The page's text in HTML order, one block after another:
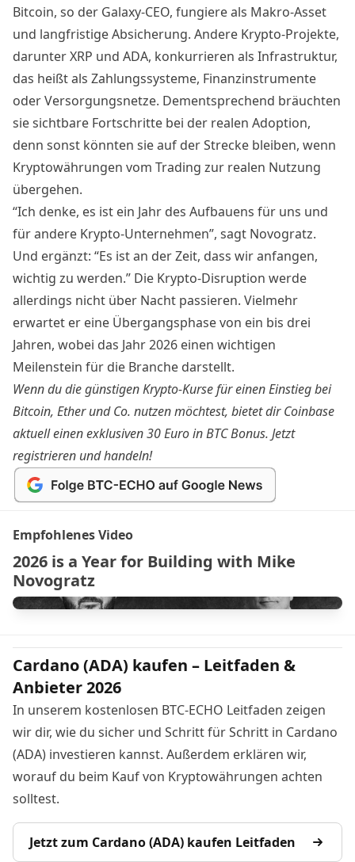
Bitcoin, so der Galaxy-CEO, fungiere als Makro-Asset
und langfristige Absicherung. Andere Krypto-Projekte,
darunter XRP und ADA, konkurrieren als Infrastruktur,
das heißt als Zahlungssysteme, Finanzinstrumente
oder Versorgungsnetze. Dementsprechend bräuchten
sie sichtbare Fortschritte bei der realen Adoption,
denn sonst könnten sie auf der Strecke bleiben, wenn
Kryptowährungen vom Trading zur realen Nutzung
übergehen.
“Ich denke, es ist ein Jahr des Aufbauens für uns und
für andere Krypto-Unternehmen”, sagt Novogratz.
Und ergänzt: “Es ist an der Zeit, dass wir anfangen,
wichtig zu werden.” Die Krypto-Disruption werde
allerdings nicht über Nacht passieren. Vielmehr
erwartet er eine Übergangsphase von ein bis drei
Jahren, wobei das Jahr 2026 einen wichtigen
Meilenstein für die Branche darstellt.
Wenn du die günstigen Krypto-Kurse für einen Einstieg bei
Bitcoin, Ether und Co. nutzen möchtest, bietet dirCoinbase
aktuell einen exklusiven 30 Euro in BTC Bonus. Jetzt
registrieren und handeln!
Empfohlenes Video
2026 is a Year for Building with Mike
Novogratz
Cardano (ADA) kaufen – Leitfaden &
Anbieter 2026
In unserem kostenlosen BTC-ECHO Leitfaden zeigen
wir dir, wie du sicher und Schritt für Schritt in Cardano
(ADA) investieren kannst. Außerdem erklären wir,
worauf du beim Kauf von Kryptowährungen achten
solltest.
Jetzt zum Cardano (ADA) kaufen Leitfaden